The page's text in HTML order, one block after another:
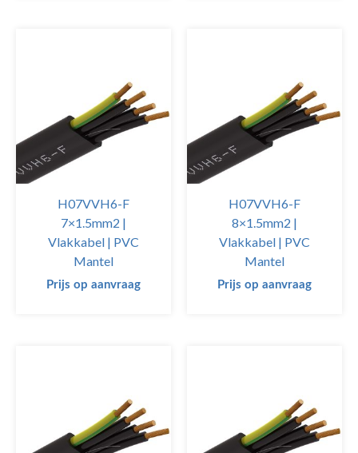
H07VVH6-F
7×1.5mm2 |
Vlakkabel | PVC
Mantel
Prijs op aanvraag
H07VVH6-F
8×1.5mm2 |
Vlakkabel | PVC
Mantel
Prijs op aanvraag